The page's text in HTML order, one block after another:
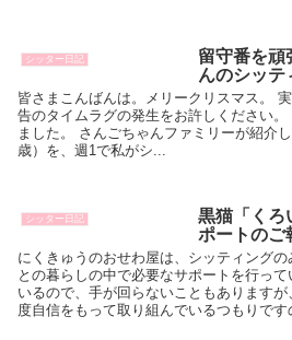
シッター日記
留守番を頑
んのシッテ
皆さまこんばんは。メリークリスマス。
告のタイムラグの発生をお許しください
ました。 さんごちゃんファミリーが紹介
歳）を、週1で私がシ...
シッター日記
黒猫「くろ
ポートのご
にくきゅうのおせわ屋は、シッティング
との暮らしの中で必要なサポートを行っ
いるので、手が回らないこともあります
度自信をもって取り組んでいるつもりです